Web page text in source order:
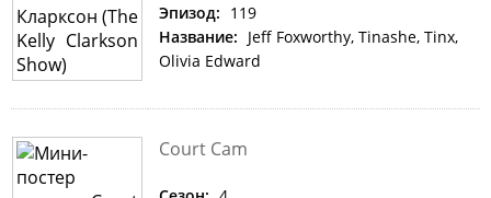
Эпизод: 119
Название: Jeff Foxworthy, Tinashe, Tinx,
Olivia Edward
Court Cam